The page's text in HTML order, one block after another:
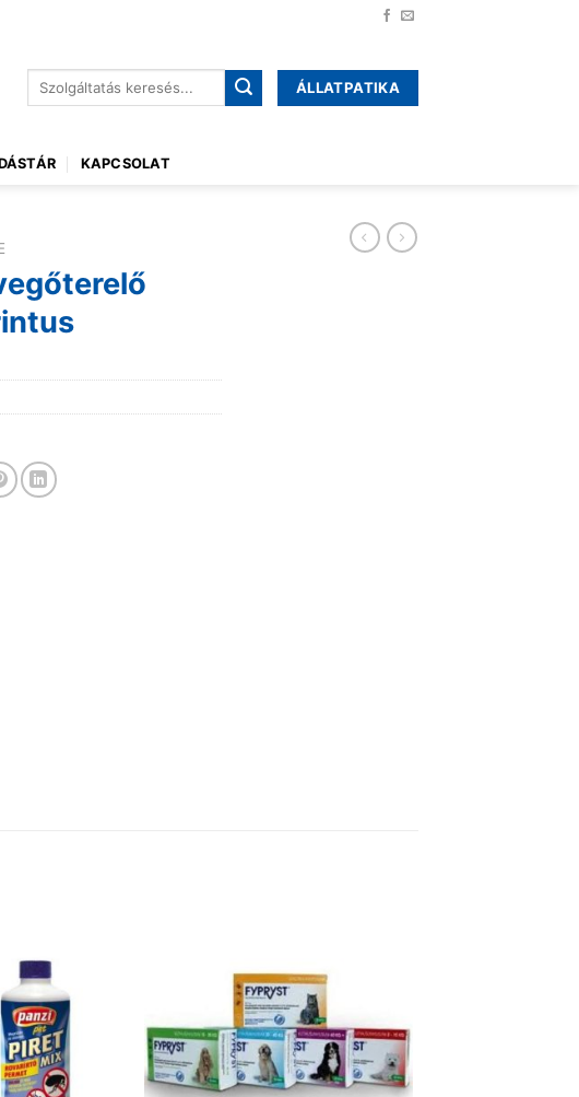
Keresés
ÁLLATPATIKA
KAPCSOLAT